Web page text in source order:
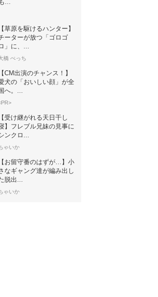
...
【草原を駆けるハンター】
ーターが放つ「ゴロゴ
」に、...
橋 ぺっち
【CM出演のチャンス！】
犬の「おいしい顔」が全
へ。...
【受け継がれる天日干し
】フレブル兄妹の見事に
ンクロ...
ゃいか
【お留守番のはずが…】小
なギャング達が編み出し
脱出...
ゃいか